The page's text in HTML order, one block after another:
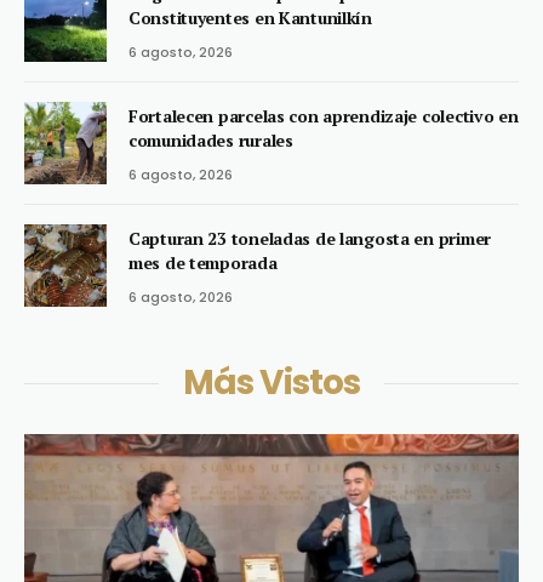
Constituyentes en Kantunilkín
6 agosto, 2026
Fortalecen parcelas con aprendizaje colectivo en
comunidades rurales
6 agosto, 2026
Capturan 23 toneladas de langosta en primer
mes de temporada
6 agosto, 2026
Más Vistos